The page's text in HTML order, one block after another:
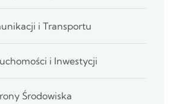
i Transportu
i Inwestycji
Środowiska